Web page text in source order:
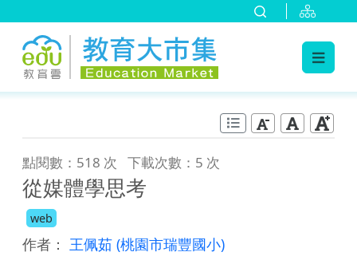
點閱數：518 次 下載次數：5 次
從媒體學思考
web
作者： 王佩茹 (桃園市瑞豐國小)